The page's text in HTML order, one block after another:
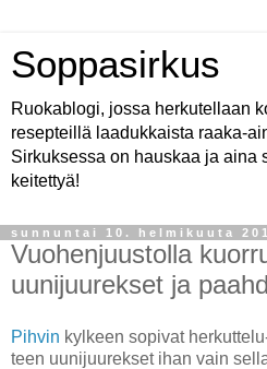
Soppasirkus
Ruokablogi, jossa herkutellaan
resepteillä laadukkaista raaka-
Sirkuksessa on hauskaa ja aina
keitettyä!
sunnuntai 10. helmikuuta
Vuohenjuustolla
uunijuurekset ja
Pihvin kylkeen sopivat
teen uunijuurekset ihan vain